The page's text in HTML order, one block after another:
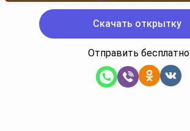
Скачать открытку
Отправить бесплатно